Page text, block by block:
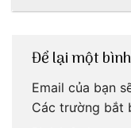
Để lại một
Email của bạn
Các trường bắt